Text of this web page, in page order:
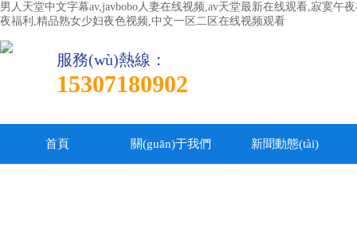
男人天堂中文字幕av,javbobo人妻在线视频,av天堂最新在线观看,寂寞
夜福利,精品熟女少妇夜色视频,中文一区二区在线视频观看
服務(wù)熱線：
15307180902
首頁 關(guān)于我們 新聞動態(tài)